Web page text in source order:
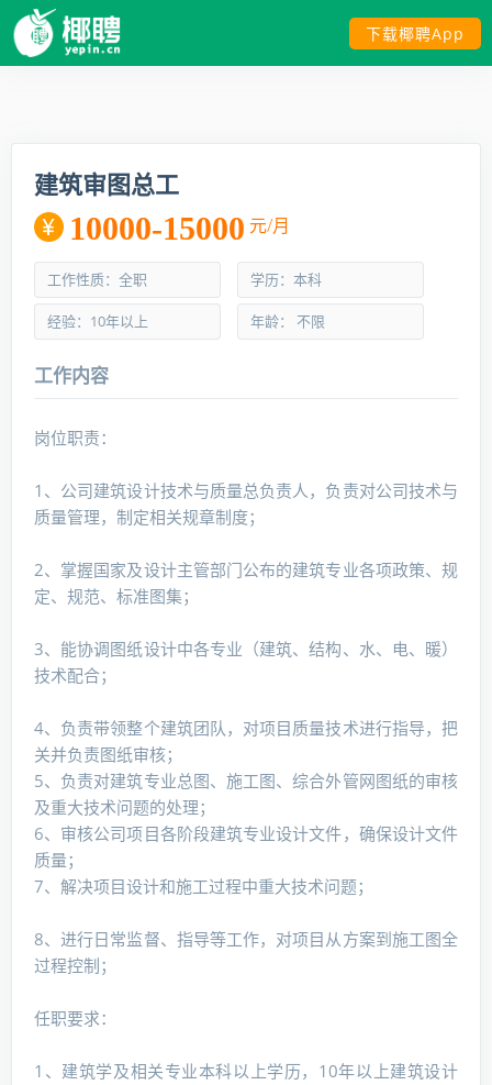
下载椰聘App
建筑审图总工
10000-15000 元/月
工作性质：全职 学历：本科
经验：10年以上 年龄： 不限
工作内容
岗位职责：
1、公司建筑设计技术与质量总负责人，负责对公司技术与
质量管理，制定相关规章制度；
2、掌握国家及设计主管部门公布的建筑专业各项政策、规
定、规范、标准图集；
3、能协调图纸设计中各专业（建筑、结构、水、电、暖）
技术配合；
4、负责带领整个建筑团队，对项目质量技术进行指导，把
关并负责图纸审核；
5、负责对建筑专业总图、施工图、综合外管网图纸的审核
及重大技术问题的处理；
6、审核公司项目各阶段建筑专业设计文件，确保设计文件
质量；
7、解决项目设计和施工过程中重大技术问题；
8、进行日常监督、指导等工作，对项目从方案到施工图全
过程控制；
任职要求：
1、建筑学及相关专业本科以上学历，10年以上建筑设计